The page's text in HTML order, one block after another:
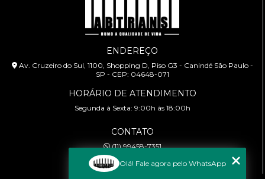
ENDEREÇO
Av. Cruzeiro do Sul, 1100, Shopping D, Piso G3 - Canindé São Paulo -
SP - CEP: 04648-071
HORÁRIO DE ATENDIMENTO
Segunda à Sexta: 9:00h às 18:00h
CONTATO
(11) 99458-7351
cursoabtrans@gmail.com
Olá! Fale agora pelo WhatsApp